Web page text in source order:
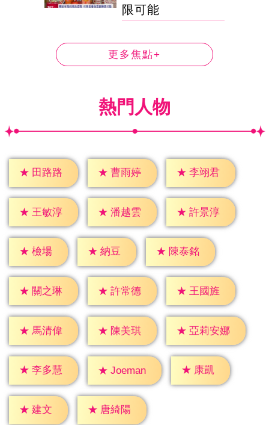
限可能
更多焦點+
熱門人物
★ 田路路 ★ 曹雨婷 ★ 李翊君
★ 王敏淳 ★ 潘越雲 ★ 許景淳
★ 檢場 ★ 納豆 ★ 陳泰銘
★ 關之琳 ★ 許常德 ★ 王國旌
★ 馬清偉 ★ 陳美琪 ★ 亞莉安娜
★ 李多慧 ★ Joeman ★ 康凱
★ 建文 ★ 唐綺陽